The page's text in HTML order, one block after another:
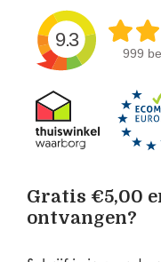
9.3
999
Gratis €5,00
ontvangen?